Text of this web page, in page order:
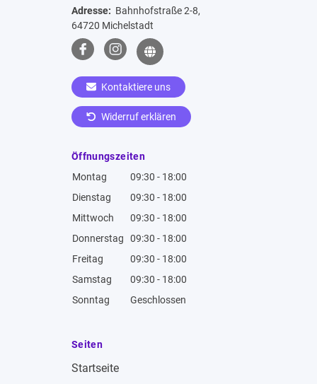
Adresse: Bahnhofstraße 2-8,
64720 Michelstadt
Kontaktiere uns
Widerruf erklären
Öffnungszeiten
Montag
09:30 - 18:00
Dienstag
09:30 - 18:00
Mittwoch
09:30 - 18:00
Donnerstag
09:30 - 18:00
Freitag
09:30 - 18:00
Samstag
09:30 - 18:00
Sonntag
Geschlossen
Seiten
Startseite